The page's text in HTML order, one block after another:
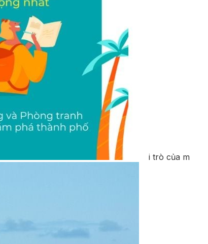
i trò của m